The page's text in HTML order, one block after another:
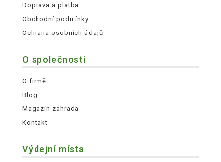
Doprava a platba
Obchodní podmínky
Ochrana osobních údajů
O společnosti
O firmě
Blog
Magazín zahrada
Kontakt
Výdejní místa